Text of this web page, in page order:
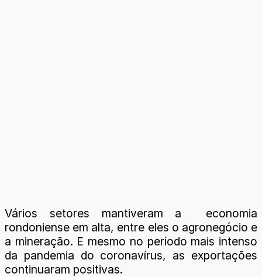
Vários setores mantiveram a economia
rondoniense em alta, entre eles o agronegócio e
a mineração. E mesmo no período mais intenso
da pandemia do coronavírus, as exportações
continuaram positivas.